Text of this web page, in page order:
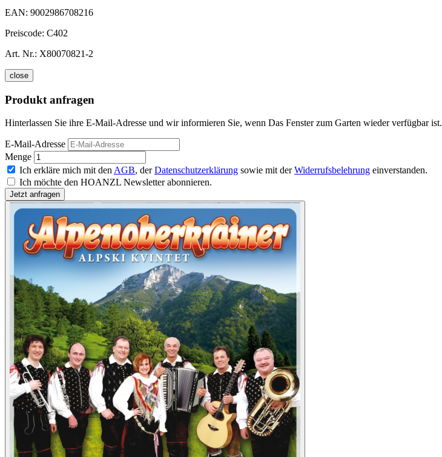
EAN: 9002986708216
Preiscode: C402
Art. Nr.: X80070821-2
close
Produkt anfragen
Hinterlassen Sie ihre E-Mail-Adresse und wir informieren Sie, wenn Das Fenster zum Garten wieder verfügbar ist.
E-Mail-Adresse
Menge
Ich erkläre mich mit den AGB, derDatenschutzerklärung sowie mit derWiderrufsbelehrung einverstanden.
Ich möchte den HOANZL Newsletter abonnieren.